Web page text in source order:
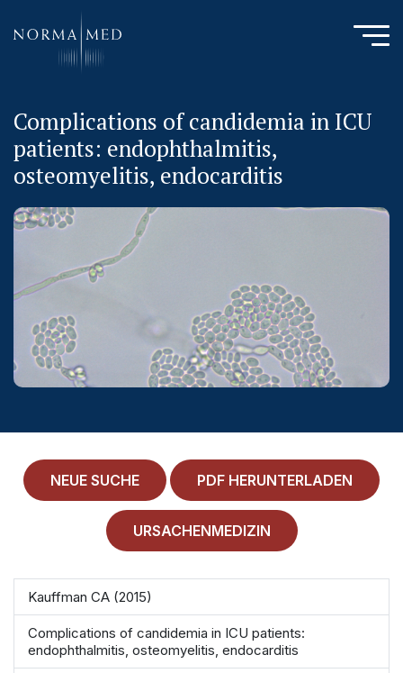
HOME
NEUES ZU SCHLAFSTÖRUNGEN
UNSERE METHODE
URSACHENMEDIZIN
UNSERE CHECK UPS
PUBLIKATIONEN
LITERATURDATENBANK MIKROBIOLOGIE
KONTAKTIEREN SIE UNS
ANAMNESE
IMPRESSUM
ALLGEMEINE GESCHÄFTSBEDINGUNGEN
NORMAMED SERVICE
Ärztehaus Mitte,In den Ministergärten 1,
10117 Berlin
49 30 212 34 36 300
Complications of candidemia in ICU
patients: endophthalmitis,
osteomyelitis, endocarditis
NEUE SUCHE PDF HERUNTERLADEN
URSACHENMEDIZIN
Kauffman CA (2015)
Complications of candidemia in ICU patients:
endophthalmitis, osteomyelitis, endocarditis